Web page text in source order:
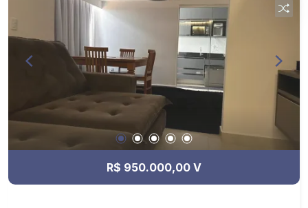
R$ 950.000,00 V